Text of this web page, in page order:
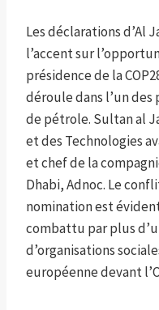
Les déclarations d’Al
l’accent sur
présidence de la
déroule dans l’un
de pétrole. Sultan al
et des Technologies
et chef de la
Dhabi, Adnoc. Le
nomination est
combattu par plus
d’organisations
européenne devant